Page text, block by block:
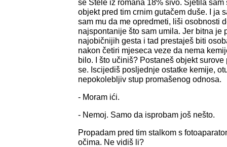
se Stele iz romana 18% sivo. Sjetila
objekt pred tim crnim gutačem duše. I ja
sam mu da me opredmeti, liši osobnosti
najspontanije što sam umila. Jer bitna je
najobičnijih gesta i tad prestaješ biti
nakon četiri mjeseca veze da nema
bilo. I što učiniš? Postaneš objekt
se. Iscijediš posljednje ostatke kemije,
nepokolebljiv stup promašenog odnosa.
- Moram ići.
- Nemoj. Samo da isprobam još nešto.
Propadam pred tim stalkom s
očima. Ne vidiš li?